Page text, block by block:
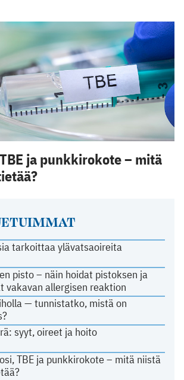
tarkoittaa ylävatsaoireita
pisto – näin hoidat pistoksen ja
vakavan allergisen reaktion
— tunnistatko, mistä on
syyt, oireet ja hoito
TBE ja punkkirokote – mitä niistä
ja punkkirokote – mitä